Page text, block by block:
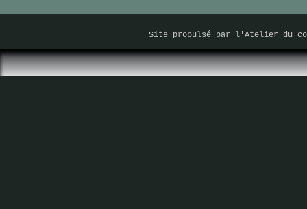
Site propulsé par l'Atelier du